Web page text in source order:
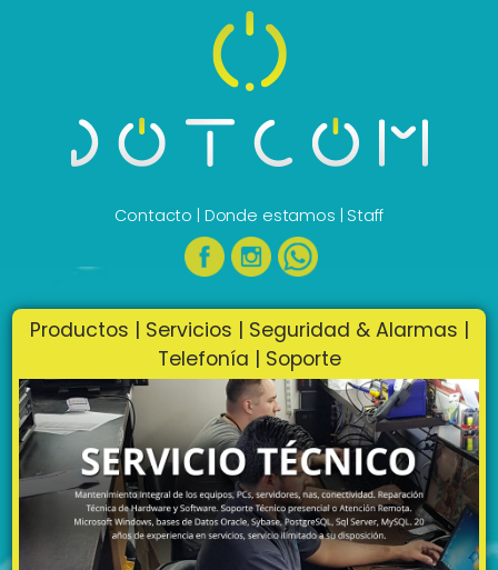
Contacto Donde estamos Staff
Productos | Servicios | Seguridad & Alarmas |
Telefonía | Soporte